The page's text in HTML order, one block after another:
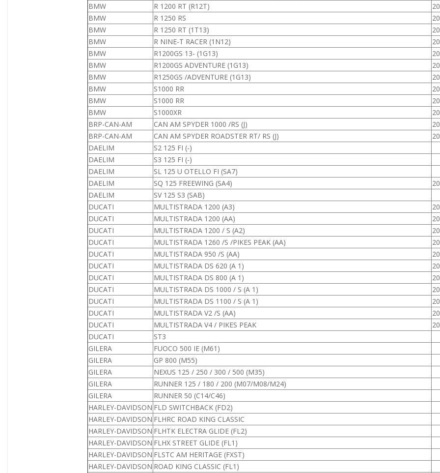
BMW
R 1200 RT (R12T)
BMW
R 1250 RS
BMW
R 1250 RT (1T13)
BMW
R NINE-T RACER (1N12)
BMW
R1200GS 13- (1G13)
BMW
R1200GS ADVENTURE (1G13)
BMW
R1250GS /ADVENTURE (1G13)
BMW
S1000 RR
BMW
S1000 RR
BMW
S1000XR
BRP-CAN-AM
CAN AM SPYDER 1000 /RS (J)
BRP-CAN-AM
CAN AM SPYDER ROADSTER RT/ RS (J)
DAELIM
S2 125 FI (-)
DAELIM
S3 125 FI (-)
DAELIM
SL 125 U OTELLO FI (SA7)
DAELIM
SQ 125 FREEWING (SA4)
DAELIM
SV 125 S3 (SAB)
DUCATI
MULTISTRADA 1200 (A3)
DUCATI
MULTISTRADA 1200 (AA)
DUCATI
MULTISTRADA 1200 / S (A2)
DUCATI
MULTISTRADA 1260 /S /PIKES PEAK (AA)
DUCATI
MULTISTRADA 950 /S (AA)
DUCATI
MULTISTRADA DS 620 (A 1)
DUCATI
MULTISTRADA DS 800 (A 1)
DUCATI
MULTISTRADA DS 1000 / S (A 1)
DUCATI
MULTISTRADA DS 1100 / S (A 1)
DUCATI
MULTISTRADA V2 /S (AA)
DUCATI
MULTISTRADA V4 / PIKES PEAK
DUCATI
ST3
GILERA
FUOCO 500 IE (M61)
GILERA
GP 800 (M55)
GILERA
NEXUS 125 / 250 / 300 / 500 (M35)
GILERA
RUNNER 125 / 180 / 200 (M07/M08/M24)
GILERA
RUNNER 50 (C14/C46)
HARLEY-DAVIDSON FLD SWITCHBACK (FD2)
HARLEY-DAVIDSON FLHRC ROAD KING CLASSIC
HARLEY-DAVIDSON FLHTK ELECTRA GLIDE (FL2)
HARLEY-DAVIDSON FLHX STREET GLIDE (FL1)
HARLEY-DAVIDSON FLSTC AM HERITAGE (FXST)
HARLEY-DAVIDSON ROAD KING CLASSIC (FL1)